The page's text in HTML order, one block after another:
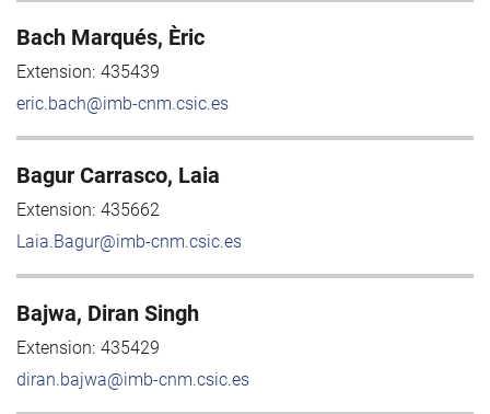
Bach Marqués, Èric
Extension: 435439
eric.bach@imb-cnm.csic.es
Bagur Carrasco, Laia
Extension: 435662
Laia.Bagur@imb-cnm.csic.es
Bajwa, Diran Singh
Extension: 435429
diran.bajwa@imb-cnm.csic.es